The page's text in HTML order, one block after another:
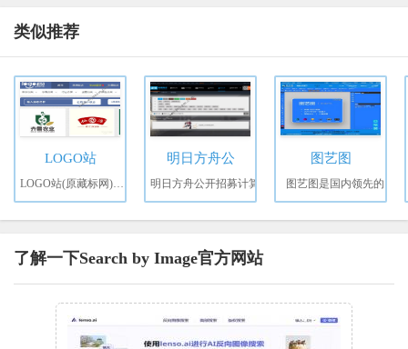
类似推荐
LOGO站
LOGO站(原藏标网)成立
明日方舟公
明日方舟公开招募计算
图艺图
图艺图是国内领先的
了解一下Search by Image官方网站